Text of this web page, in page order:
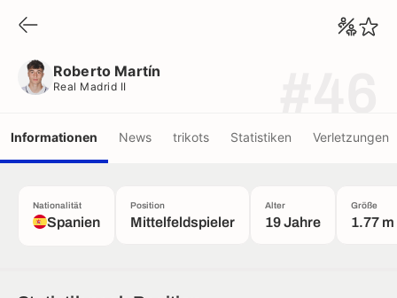
Roberto Martín
Real Madrid II
Informationen News trikots Statistiken Verletzungen
Nationalität
Spanien
Position
Mittelfeldspieler
Alter
19 Jahre
Größe
1.77 m